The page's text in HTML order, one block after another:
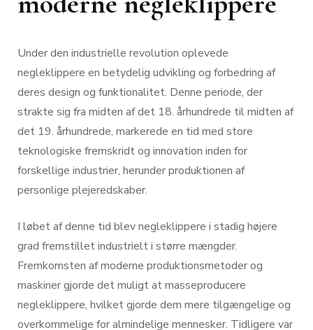
Under den industrielle revolution oplevede
negleklippere en betydelig udvikling og forbedring af
deres design og funktionalitet. Denne periode, der
strakte sig fra midten af ​​det 18. århundrede til midten af
​​det 19. århundrede, markerede en tid med store
teknologiske fremskridt og innovation inden for
forskellige industrier, herunder produktionen af ​​
personlige plejeredskaber.
I løbet af denne tid blev negleklippere i stadig højere
grad fremstillet industrielt i større mængder.
Fremkomsten af ​​moderne produktionsmetoder og
maskiner gjorde det muligt at masseproducere
negleklippere, hvilket gjorde dem mere tilgængelige og
overkommelige for almindelige mennesker. Tidligere var